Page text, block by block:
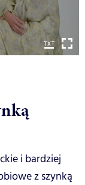
i bardziej
z szynką